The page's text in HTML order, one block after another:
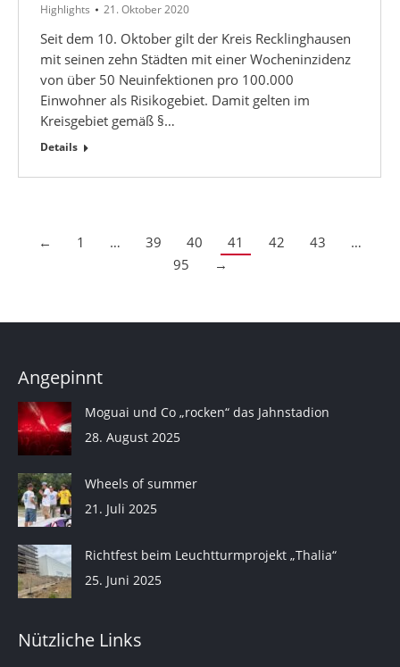
Highlights 21. Oktober 2020
Seit dem 10. Oktober gilt der Kreis Recklinghausen
mit seinen zehn Städten mit einer Wocheninzidenz
von über 50 Neuinfektionen pro 100.000
Einwohner als Risikogebiet. Damit gelten im
Kreisgebiet gemäß §…
Details
← 1 … 39 40 41 42 43
…
95
→
Angepinnt
Moguai und Co „rocken“ das Jahnstadion
28. August 2025
Wheels of summer
21. Juli 2025
Richtfest beim Leuchtturmprojekt „Thalia“
25. Juni 2025
Nützliche Links